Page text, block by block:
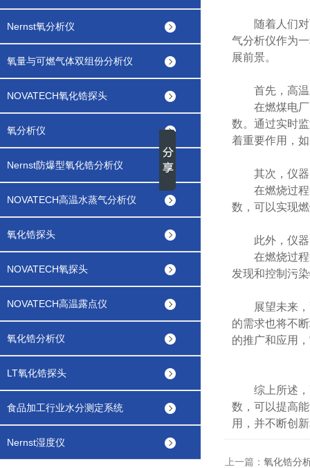
Nernst氧分析仪
氧量与可燃气体双组份分析仪
NOVATECH氧化锆探头
氧分析仪
Nernst防爆型氧化锆分析仪
NOVATECH高温水蒸气分析仪
氧化锆探头
NOVATECH氧探头
NOVATECH高温露点仪
氧化锆分析仪
LT氧化锆探头
食品加工行业水分测定系统
Nernst湿度仪
随着人们对可
气分析仪作为
展前景。
首先，高温
在燃煤电厂、
数。通过实时
着重要作用，
其次，仪器
在燃烧过程中
数，可以实现
此外，仪器
在燃烧过程中
发现和控制污
展望未来，高
的需求也将不
的推广和应用
综上所述，高
数，可以提高
用，并不断创
上一篇： 氧化锆分